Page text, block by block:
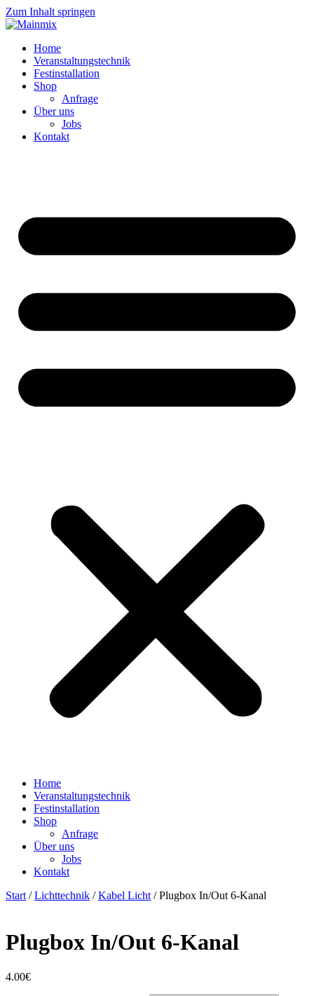
Zum Inhalt springen
Home
Veranstaltungstechnik
Festinstallation
Shop
Anfrage
Über uns
Jobs
Kontakt
Home
Veranstaltungstechnik
Festinstallation
Shop
Anfrage
Über uns
Jobs
Kontakt
Start /Lichttechnik /Kabel Licht / Plugbox In/Out 6-Kanal
Plugbox In/Out 6-Kanal
4.00€